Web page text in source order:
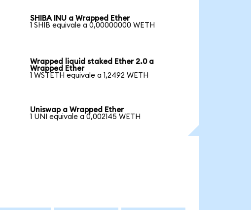
SHIBA INU a Wrapped Ether
1 SHIB equivale a 0,00000000 WETH
Wrapped liquid staked Ether 2.0 a
Wrapped Ether
1 WSTETH equivale a 1,2492 WETH
Uniswap a Wrapped Ether
1 UNI equivale a 0,002145 WETH